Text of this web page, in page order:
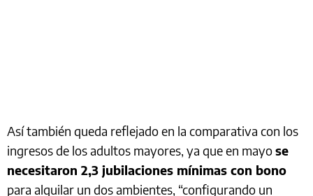
Así también queda reflejado en la comparativa con los
ingresos de los adultos mayores, ya que en mayose
necesitaron 2,3 jubilaciones mínimas con bono
para alquilar un dos ambientes, “configurando un